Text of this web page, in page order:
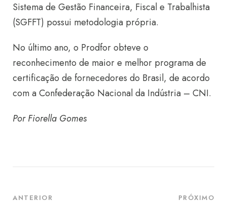
Sistema de Gestão Financeira, Fiscal e Trabalhista
(SGFFT) possui metodologia própria.
No último ano, o Prodfor obteve o
reconhecimento de maior e melhor programa de
certificação de fornecedores do Brasil, de acordo
com a Confederação Nacional da Indústria – CNI.
Por Fiorella Gomes
ANTERIOR PRÓXIMO